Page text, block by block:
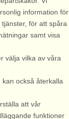
110 m²
hav:.
norra skogsbygd,
km söder om
Byn sägs
för att blåsa liv i
som låg
information för
för att spåra
samt visa
välja vilka av våra
kan också återkalla
att vår
funktioner